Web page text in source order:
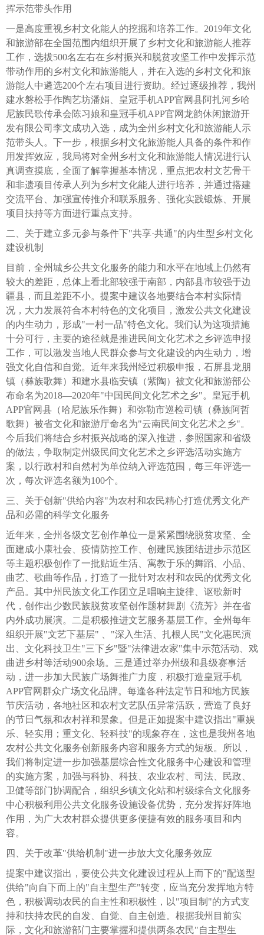
挥示范带头作用
一是高度重视乡村文化能人的挖掘和培养工作。2019年文化
和旅游部在全国范围内组织开展了乡村文化和旅游能人推荐
工作，选拔500名左右在乡村振兴和脱贫攻坚工作中发挥示范
带动作用的乡村文化和旅游能人，并在入选的乡村文化和旅
游能人中遴选200个左右项目进行资助。经过逐级推荐，我州
建水磐松手作陶艺坊潘娟、皇冠手机APP官网县阿扎河乡哈
尼族民歌传承会陈习娘和皇冠手机APP官网龙韵休闲旅游开
发有限公司李文成功入选，成为全州乡村文化和旅游能人示
范带头人。下一步，根据乡村文化旅游能人具备的条件和作
用发挥效应，我局将对全州乡村文化和旅游能人情况进行认
真调查摸底，全面了解掌握基本情况，重点把农村文艺骨干
和非遗项目传承人列为乡村文化能人进行培养，并通过搭建
交流平台、加强宣传推介和联系服务、强化实践锻炼、开展
项目扶持等方面进行重点支持。
二、关于建立多元参与条件下"共享·共通"的内生型乡村文化
建设机制
目前，全州城乡公共文化服务的能力和水平在地域上仍然有
较大的差距，总体上看北部较强于南部，内部县市较强于边
疆县，而且差距不小。提案中建议各地要结合本村实际情
况，大力发展符合本村特色的文化项目，激发公共文化建设
的内生动力，形成"一村一品"特色文化。我们认为这项措施
十分可行，主要的途径就是推进民间文化艺术之乡评选申报
工作，可以激发当地人民群众参与文化建设的内生动力，增
强文化自信和自觉。近年来我州经过积极申报，石屏县龙朋
镇（彝族歌舞）和建水县临安镇（紫陶）被文化和旅游部公
布命名为2018—2020年"中国民间文化艺术之乡"。皇冠手机
APP官网县（哈尼族乐作舞）和弥勒市巡检司镇（彝族阿哲
歌舞）被省文化和旅游厅命名为"云南民间文化艺术之乡"。
今后我们将结合乡村振兴战略的深入推进，参照国家和省级
的做法，争取制定州级民间文化艺术之乡评选活动实施方
案，以行政村和自然村为单位纳入评选范围，每三年评选一
次，每次评选名额为100个。
三、关于创新"供给内容"为农村和农民精心打造优秀文化产
品和必需的科学文化服务
近年来，全州各级文艺创作单位一是紧紧围绕脱贫攻坚、全
面建成小康社会​、疫情防控工作、创建民族团结进步示范区
等主题积极创作了一批贴近生活、寓教于乐的舞蹈、小品、
曲艺、歌曲等作品，打造了一批针对农村和农民的优秀文化
产品。其中州民族文化工作团立足唱响主旋律、讴歌新时
代，创作出少数民族脱贫攻坚创作题材舞剧《流芳》并在省
内外成功展演。二是积极推进文艺服务基层工作。全州每年
组织开展"文艺下基层" 、"深入生活、扎根人民"文化惠民演
出、文化科技卫生"三下乡"暨"法律进农家"集中示范活动、戏
曲进乡村等活动900余场。三是通过举办州级和县级赛事活
动，进一步加大民族广场舞推广力度，积极打造皇冠手机
APP官网群众广场文化品牌。每逢各种法定节日和地方民族
节庆活动，各地社区和农村文艺队伍异常活跃，营造了良好
的节日气氛和农村祥和景象。但是正如提案中建议指出"重娱
乐、轻实用；重文化、轻科技"的现象存在，这也是我州各地
农村公共文化服务创新服务内容和服务方式的短板。所以，
我们将制定进一步加强基层综合性文化服务中心建设和管理
的实施方案，加强与科协、科技、农业农村、司法、民政、
卫健等部门协调配合，组织乡镇文化站和村级综合文化服务
中心积极利用公共文化服务设施设备优势，充分发挥好阵地
作用，为广大农村群众提供更多便捷有效的服务项目和内
容。
四、关于改革"供给机制"进一步放大文化服务效应
提案中建议指出，要使公共文化建设过程从上而下的"配送型
供给"向自下而上的"自主型生产"转变，应当充分发挥地方特
色，积极调动农民的自主性和积极性，以"项目制"的方式支
持和扶持农民的自发、自觉、自主创造。根据我州目前实
际，文化和旅游部门主要掌握和提供两条农民"自主型生